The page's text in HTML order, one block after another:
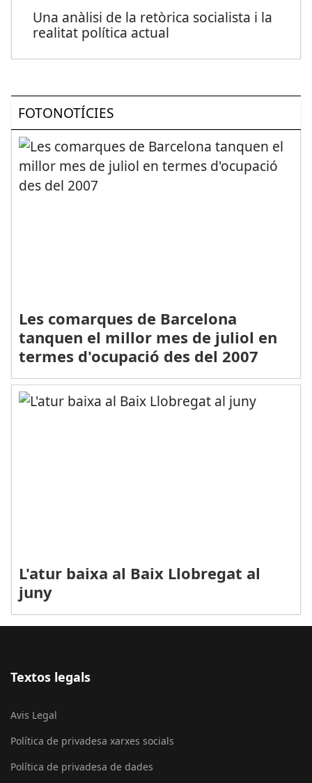
Una anàlisi de la retòrica socialista i la
realitat política actual
FOTONOTÍCIES
Les comarques de Barcelona
tanquen el millor mes de juliol en
termes d'ocupació des del 2007
L'atur baixa al Baix Llobregat al
juny
Textos legals
Avis Legal
Política de privadesa xarxes socials
Política de privadesa de dades